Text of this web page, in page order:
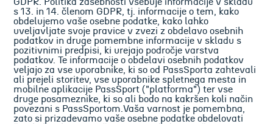
s 13. in 14. členom GDPR, tj. informacije o tem, kako
obdelujemo vaše osebne podatke, kako lahko
uveljavljate svoje pravice v zvezi z obdelavo osebnih
podatkov in druge pomembne informacije v skladu s
pozitivnimi predpisi, ki urejajo področje varstva
podatkov. Te informacije o obdelavi osebnih podatkov
veljajo za vse uporabnike, ki so od PassSporta zahtevali
ali prejeli storitev, vse uporabnike spletnega mesta in
mobilne aplikacije PassSport ("platforma") ter vse
druge posameznike, ki so ali bodo na kakršen koli način
povezani s PassSportom.Vaša varnost je pomembna,
zato si prizadevamo vaše osebne podatke obdelovati